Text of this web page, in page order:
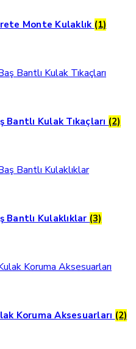
Monte Kulaklık (1)
Bantlı Kulak Tıkaçları (2)
Bantlı Kulaklıklar (3)
Koruma Aksesuarları (2)